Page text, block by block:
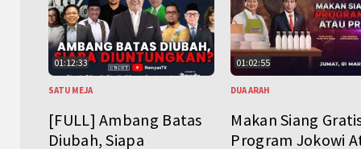
01:12:33
SATU MEJA
[FULL] Ambang Batas
Diubah, Siapa
01:02:55
DUA ARAH
Makan Siang
Program Jokowi